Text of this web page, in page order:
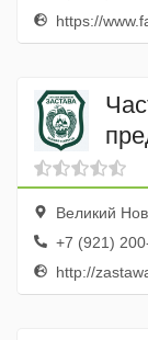
https://
Великий Новгород,
+7 (921)
http://